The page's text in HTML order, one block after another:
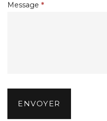
Message *
ENVOYER